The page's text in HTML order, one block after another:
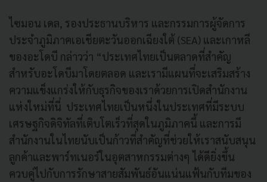
ไซมอน เดล, รองประธานบริหาร และกรรมการผู้จัดการ
ประจำภูมิภาคเอเชียตะวันออกเฉียงใต้ (SEA) และเกาหลี
ของอะโดบี กล่าวว่า “ประเทศไทยเป็นตลาดที่สำคัญ
สำหรับอะโดบีมาโดยตลอด และเรามีแผนที่จะเสริมสร้าง
ความแข็งแกร่งให้กับธุรกิจของเราด้วยการเปิดสำนักงาน
แห่งใหม่ที่นี่ ประเทศไทยเป็นหนึ่งในประเทศที่มีระบบ
เศรษฐกิจดิจิทัลที่เติบโตเร็วที่สุดในภูมิภาคนี้ และการมี
สำนักงานในไทยนับเป็นก้าวที่สำคัญที่ช่วยให้เราสนับสนุน
ลูกค้าและพาร์ทเนอร์ในอุตสาหกรรมต่างๆ ได้ดียิ่งขึ้น
ควบคู่ไปกับการรักษาสายสัมพันธ์อันแน่นแฟ้นกับทีมของ